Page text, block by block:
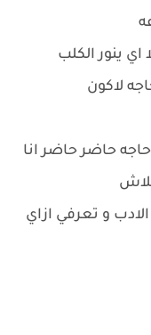
اي ينور الكلب
لاكون
حاضر حاضر انا
و تعرفي ازاي